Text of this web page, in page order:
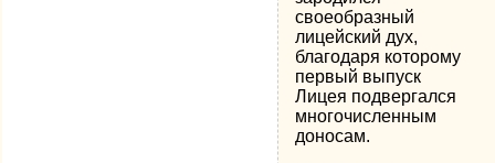
своеобразный
лицейский дух,
благодаря которому
первый выпуск
Лицея подвергался
многочисленным
доносам.